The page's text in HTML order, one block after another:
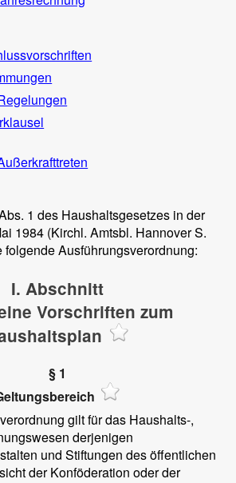
1 des Haushaltsgesetzes in der
1984 (Kirchl. Amtsbl. Hannover S.
Ausführungsverordnung:
I. Abschnitt
Vorschriften zum
§ 1
gilt für das Haushalts-,
derjenigen
und Stiftungen des öffentlichen
der Konföderation oder der